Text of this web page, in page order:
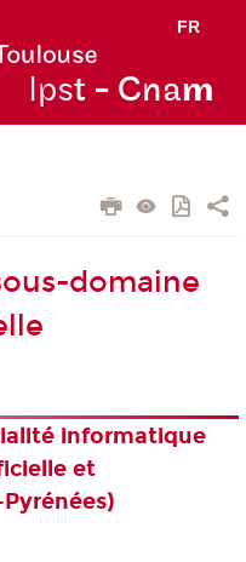
FR
Ipst - Cnam
domaine
informatique
et